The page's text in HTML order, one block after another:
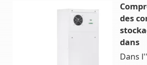
des
dans
Dans